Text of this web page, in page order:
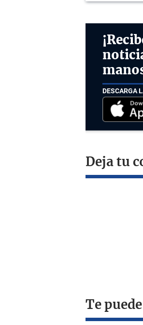
DESCARGA
Deja tu
Te